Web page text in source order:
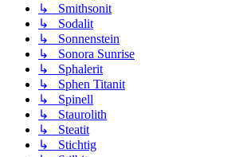
↳ Smithsonit
↳ Sodalit
↳ Sonnenstein
↳ Sonora Sunrise
↳ Sphalerit
↳ Sphen Titanit
↳ Spinell
↳ Staurolith
↳ Steatit
↳ Stichtig